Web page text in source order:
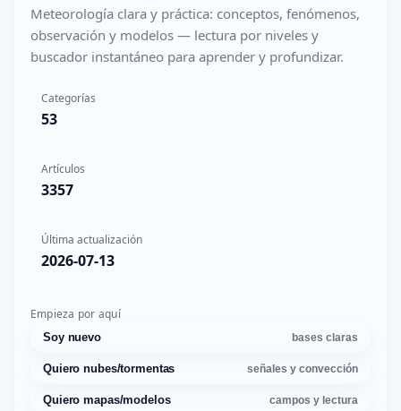
Meteorología clara y práctica: conceptos, fenómenos,
observación y modelos — lectura por niveles y
buscador instantáneo para aprender y profundizar.
Categorías
53
Artículos
3357
Última actualización
2026-07-13
Empieza por aquí
Soy nuevo bases claras
Quiero nubes/tormentas señales y convección
Quiero mapas/modelos campos y lectura